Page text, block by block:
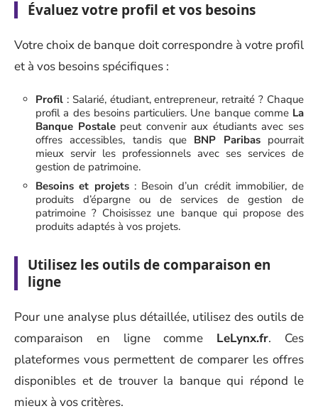
Évaluez votre profil et vos besoins
Votre choix de banque doit correspondre à votre profil
et à vos besoins spécifiques :
Profil : Salarié, étudiant, entrepreneur, retraité ? Chaque
profil a des besoins particuliers. Une banque comme La
Banque Postalepeut convenir aux étudiants avec ses
offres accessibles, tandis que BNP Paribaspourrait
mieux servir les professionnels avec ses services de
gestion de patrimoine.
Besoins et projets: Besoin d’un crédit immobilier, de
produits d’épargne ou de services de gestion de
patrimoine ? Choisissez une banque qui propose des
produits adaptés à vos projets.
Utilisez les outils de comparaison en
ligne
Pour une analyse plus détaillée, utilisez des outils de
comparaison en ligne comme LeLynx.fr. Ces
plateformes vous permettent de comparer les offres
disponibles et de trouver la banque qui répond le
mieux à vos critères.